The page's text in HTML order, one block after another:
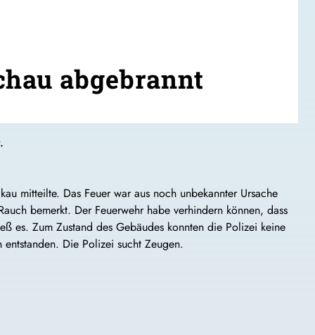
abgebrannt
mitteilte. Das Feuer war aus noch unbekannter Ursache
bemerkt. Der Feuerwehr habe verhindern können, dass
es. Zum Zustand des Gebäudes konnten die Polizei keine
Die Polizei sucht Zeugen.